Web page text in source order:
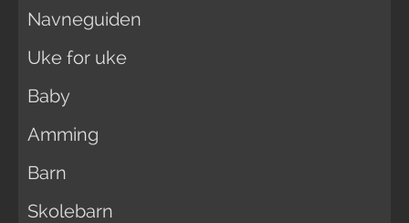
Navneguiden
Uke for uke
Baby
Amming
Barn
Skolebarn